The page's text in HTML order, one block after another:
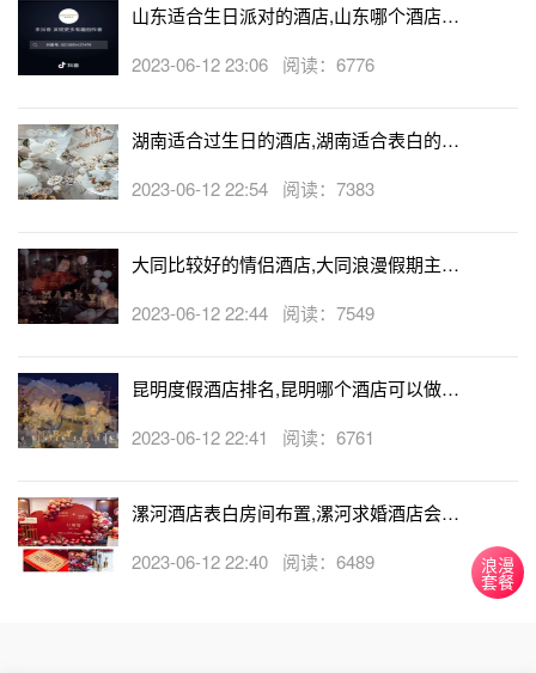
山东适合生日派对的酒店,山东哪个酒店有
2023-06-12 23:06 阅读：6776
湖南适合过生日的酒店,湖南适合表白的酒
2023-06-12 22:54 阅读：7383
大同比较好的情侣酒店,大同浪漫假期主题
2023-06-12 22:44 阅读：7549
昆明度假酒店排名,昆明哪个酒店可以做求
2023-06-12 22:41 阅读：6761
漯河酒店表白房间布置,漯河求婚酒店会帮
2023-06-12 22:40 阅读：6489 浪漫
套餐